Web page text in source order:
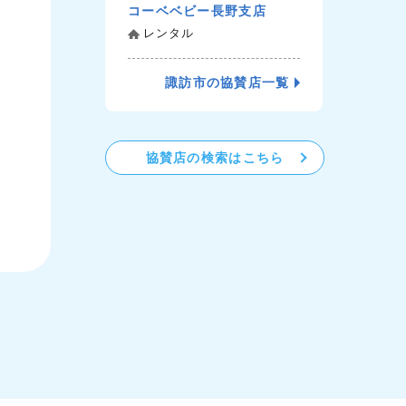
コーベベビー長野支店
レンタル
諏訪市の協賛店一覧
協賛店の検索はこちら